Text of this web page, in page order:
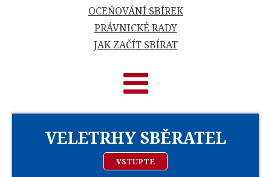
OCEŇOVÁNÍ SBÍREK
PRÁVNICKÉ RADY
JAK ZAČÍT SBÍRAT
VELETRHY SBĚRATEL
VSTUPTE